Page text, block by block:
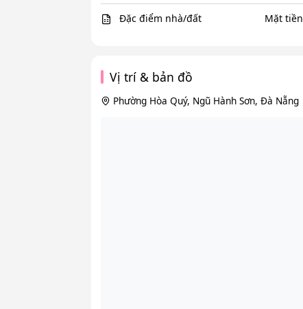
Đặc điểm nhà/đất Mặt tiền
Vị trí & bản đồ
Phường Hòa Quý, Ngũ Hành Sơn, Đà Nẵng